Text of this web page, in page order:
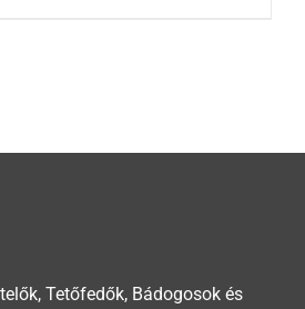
Tetőfedők, Bádogosok és